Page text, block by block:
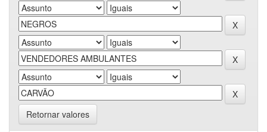
Retornar valores